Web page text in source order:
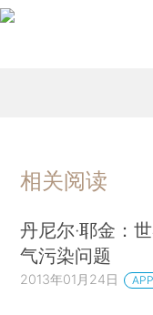
相关阅读
丹尼尔·耶金：
气污染问题
2013年01月24日